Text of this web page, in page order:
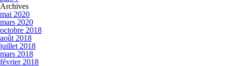
Archives
mai 2020
mars 2020
octobre 2018
août 2018
juillet 2018
mars 2018
février 2018